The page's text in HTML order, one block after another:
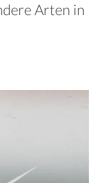
Arten in